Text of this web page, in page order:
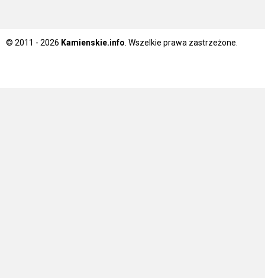
© 2011 - 2026 Kamienskie.info . Wszelkie prawa zastrzeżone.